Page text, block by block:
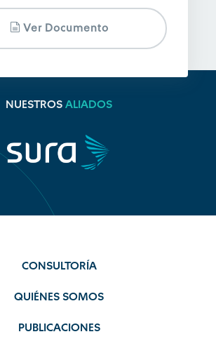
Ver Documento
NUESTROS ALIADOS
CONSULTORÍA
QUIÉNES SOMOS
PUBLICACIONES